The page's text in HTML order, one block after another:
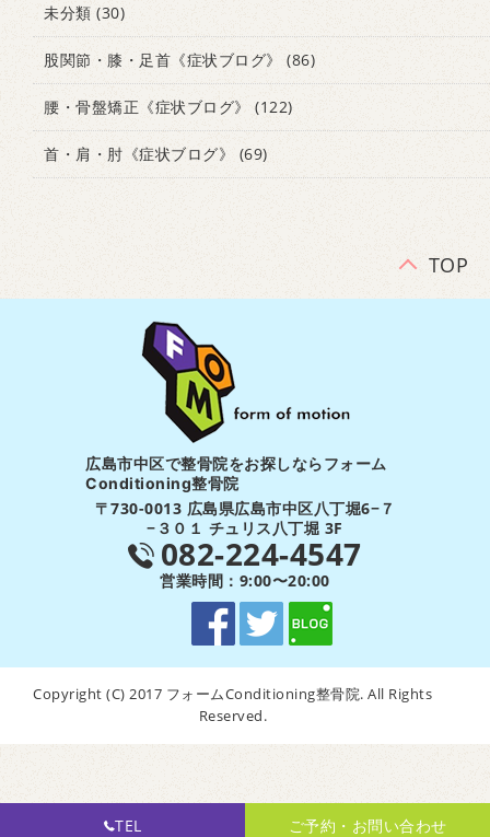
未分類 (30)
股関節・膝・足首《症状ブログ》 (86)
腰・骨盤矯正《症状ブログ》 (122)
首・肩・肘《症状ブログ》 (69)
TOP
広島市中区で整骨院をお探しならフォーム
Conditioning整骨院
〒730-0013 広島県広島市中区八丁堀6−７
−３０１ チュリス八丁堀 3F
082-224-4547
営業時間：9:00〜20:00
Copyright (C) 2017 フォームConditioning整骨院. All Rights
Reserved.
TEL ご予約・お問い合わせ